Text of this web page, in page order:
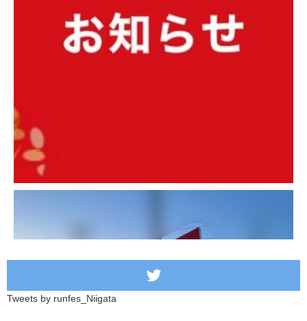
Tweets by runfes_Niigata